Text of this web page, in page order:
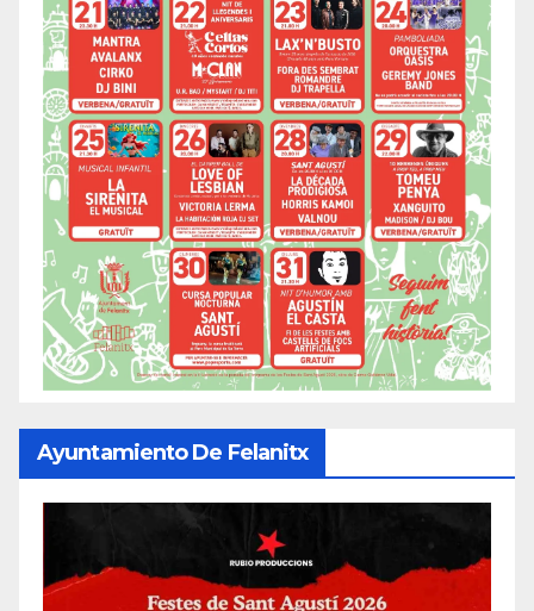
Ayuntamiento De Felanitx